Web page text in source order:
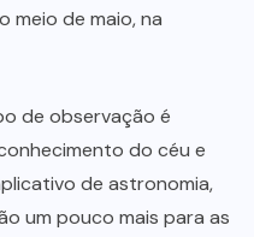
meio de maio, na
de observação é
do céu e
de astronomia,
um pouco mais para as